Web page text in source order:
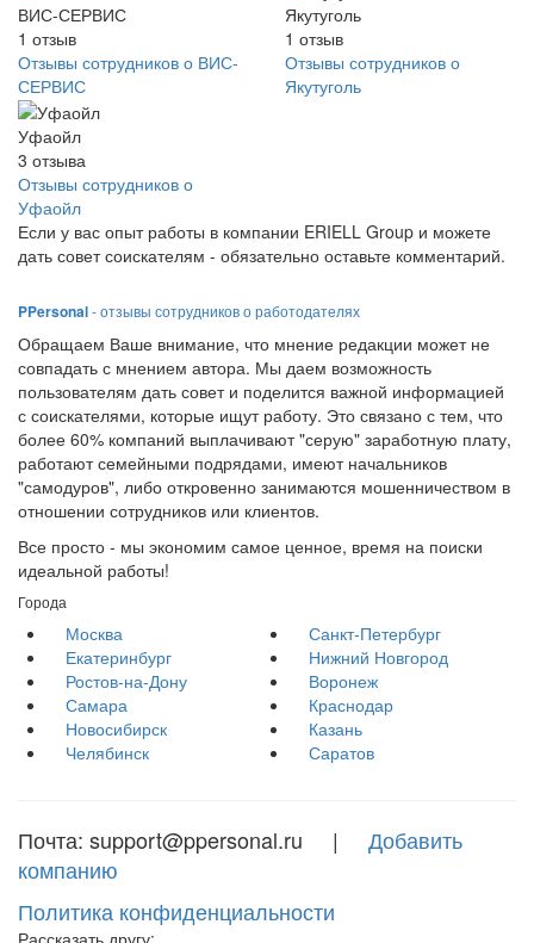
ВИС-СЕРВИС
1 отзыв
Отзывы сотрудников о ВИС-
СЕРВИС
Якутуголь
1 отзыв
Отзывы сотрудников о
Якутуголь
Уфаойл
3 отзыва
Отзывы сотрудников о
Уфаойл
Если у вас опыт работы в компании ERIELL Group и можете
дать совет соискателям - обязательно оставьте комментарий.
PPersonal- отзывы сотрудников о работодателях
Обращаем Ваше внимание, что мнение редакции может не
совпадать с мнением автора. Мы даем возможность
пользователям дать совет и поделится важной информацией
с соискателями, которые ищут работу. Это связано с тем, что
более 60% компаний выплачивают "серую" заработную плату,
работают семейными подрядами, имеют начальников
"самодуров", либо откровенно занимаются мошенничеством в
отношении сотрудников или клиентов.
Все просто - мы экономим самое ценное, время на поиски
идеальной работы!
Города
Москва
Санкт-Петербург
Екатеринбург
Нижний Новгород
Ростов-на-Дону
Воронеж
Самара
Краснодар
Новосибирск
Казань
Челябинск
Саратов
Почта: support@ppersonal.ru | Добавить
компанию
Политика конфиденциальности
Рассказать другу: